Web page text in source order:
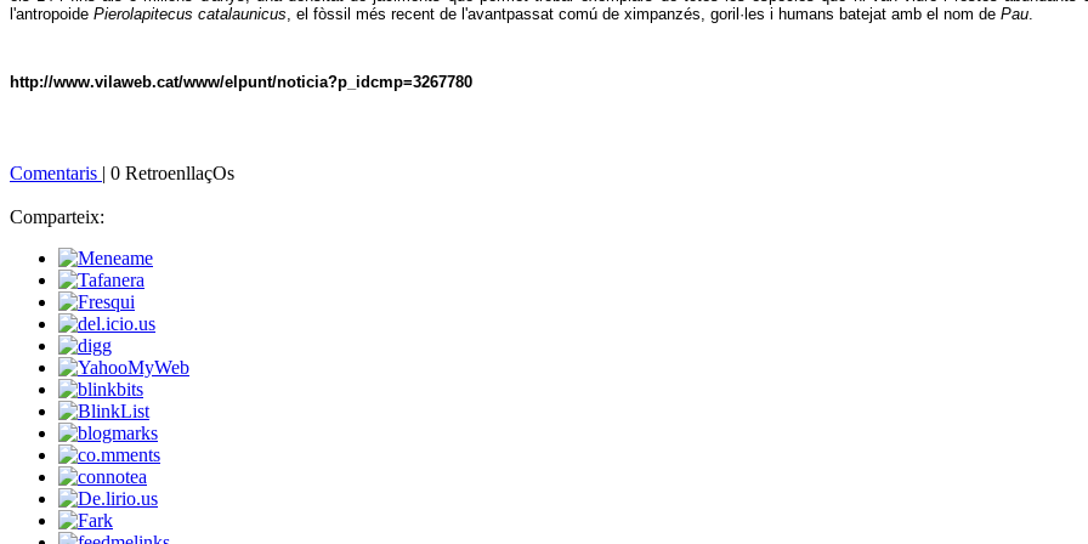
l'antropoide Pierolapitecus catalaunicus , el fòssil més recent de l'avantpassat comú de ximpanzés, goril·les i humans batejat amb el nom de Pau
http://www.vilaweb.cat/www/elpunt/noticia?p_idcmp=3267780
Comentaris | 0 RetroenllaçOs
Comparteix: